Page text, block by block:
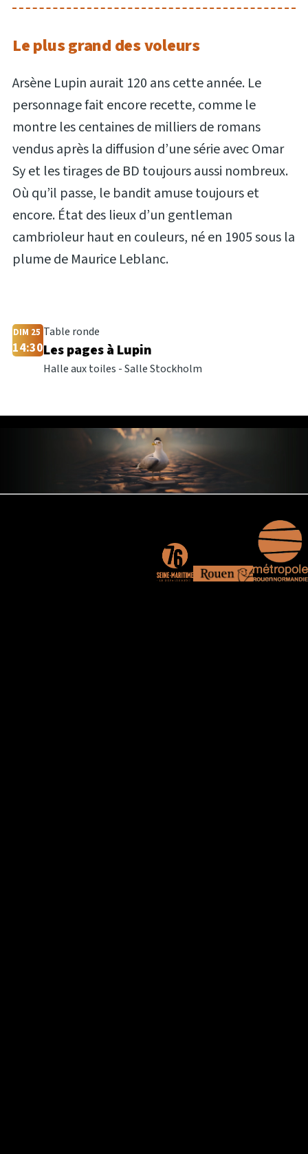
Le plus grand des voleurs
Arsène Lupin aurait 120 ans cette année. Le
personnage fait encore recette, comme le
montre les centaines de milliers de romans
vendus après la diffusion d’une série avec Omar
Sy et les tirages de BD toujours aussi nombreux.
Où qu’il passe, le bandit amuse toujours et
encore. État des lieux d’un gentleman
cambrioleur haut en couleurs, né en 1905 sous la
plume de Maurice Leblanc.
DIM 25
14:30
Table ronde
Les pages à Lupin
Halle aux toiles - Salle Stockholm